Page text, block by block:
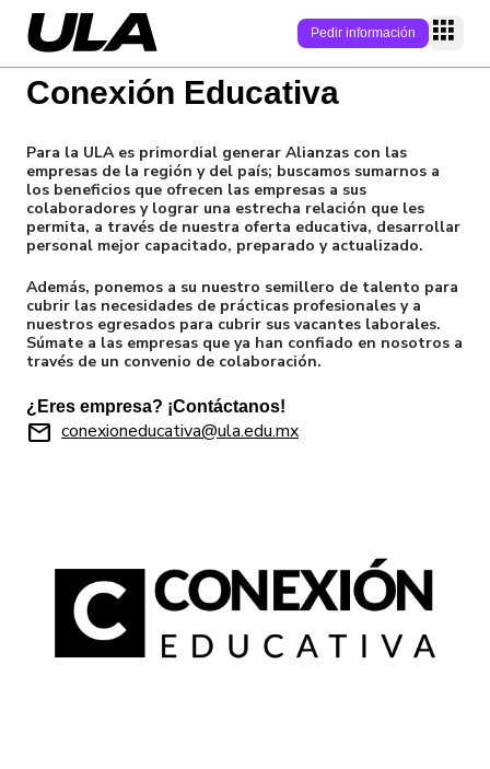
Pedir información
Programas
Modalidad
Área
Campus
Campus
Campus online
Campus físicos
Quiénes somos
Empleabilidad
Admisión
Soy estudiante
Conexión Educativa
Para la ULA es primordial generar Alianzas con las
empresas de la región y del país; buscamos sumarnos a
los beneficios que ofrecen las empresas a sus
colaboradores y lograr una estrecha relación que les
permita, a través de nuestra oferta educativa, desarrollar
personal mejor capacitado, preparado y actualizado.
Además, ponemos a su nuestro semillero de talento para
cubrir las necesidades de prácticas profesionales y a
nuestros egresados para cubrir sus vacantes laborales.
Súmate a las empresas que ya han confiado en nosotros a
través de un convenio de colaboración.
¿Eres empresa? ¡Contáctanos!
mail conexioneducativa@ula.edu.mx